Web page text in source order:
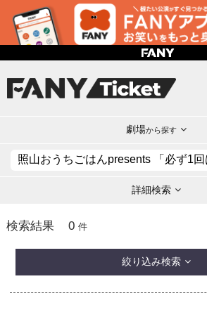
劇場から探す
詳細検索
検索結果 0 件
絞り込み検索